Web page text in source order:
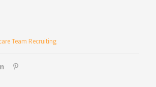
Team Recruiting